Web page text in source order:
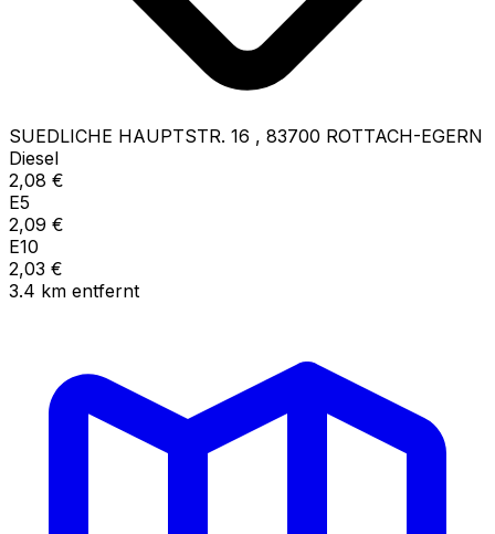
SUEDLICHE HAUPTSTR. 16 , 83700 ROTTACH-EGERN
Diesel
2,08 €
E5
2,09 €
E10
2,03 €
3.4 km entfernt